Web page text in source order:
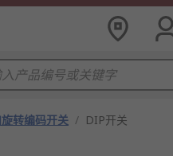
转编码开关 / DIP开关